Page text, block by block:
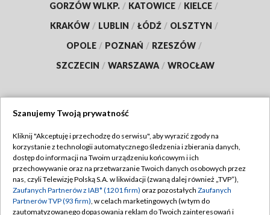
GORZÓW WLKP. / KATOWICE / KIELCE /
KRAKÓW / LUBLIN / ŁÓDŹ / OLSZTYN /
OPOLE / POZNAŃ / RZESZÓW /
SZCZECIN / WARSZAWA / WROCŁAW
TVP
Abonament TVP
Emisja w TVP
Centrum informacji TVP
Regulamin TVP
Polityka prywatności
Moje zgody
Szanujemy Twoją prywatność
Kliknij "Akceptuję i przechodzę do serwisu", aby wyrazić zgody na
korzystanie z technologii automatycznego śledzenia i zbierania danych,
dostęp do informacji na Twoim urządzeniu końcowym i ich
przechowywanie oraz na przetwarzanie Twoich danych osobowych przez
nas, czyli Telewizję Polską S.A. w likwidacji (zwaną dalej również „TVP”),
Zaufanych Partnerów z IAB* (1201 firm) oraz pozostałych Zaufanych
Partnerów TVP (93 firm), w celach marketingowych (w tym do
zautomatyzowanego dopasowania reklam do Twoich zainteresowań i